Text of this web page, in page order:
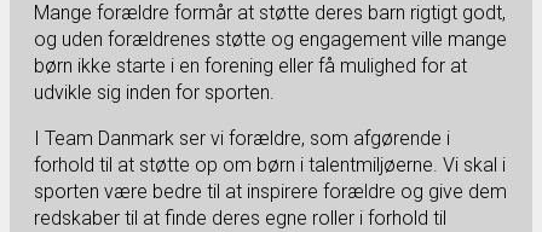
Mange forældre formår at støtte deres barn rigtigt godt,
og uden forældrenes støtte og engagement ville mange
børn ikke starte i en forening eller få mulighed for at
udvikle sig inden for sporten.
I Team Danmark ser vi forældre, som afgørende i
forhold til at støtte op om børn i talentmiljøerne. Vi skal i
sporten være bedre til at inspirere forældre og give dem
redskaber til at finde deres egne roller i forhold til